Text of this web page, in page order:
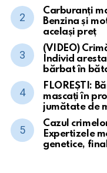
Carburanți
Benzina și
același preț
(VIDEO)
Individ
bărbat în
FLOREȘTI:
mascați în
jumătate de
Cazul
Expertizele
genetice,